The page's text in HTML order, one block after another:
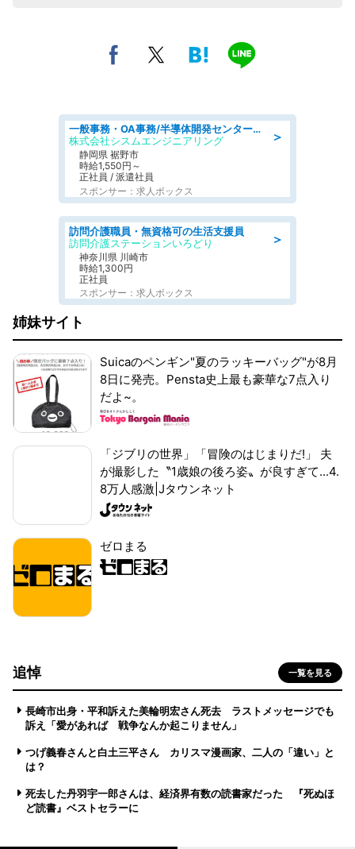
＞
一般事務・OA事務/半導体開発センター内で事務&軽作業スタッフ、募集
株式会社シスムエンジニアリング
静岡県 裾野市
時給1,550円～
正社員 / 派遣社員
スポンサー：求人ボックス
＞
訪問介護職員・無資格可の生活支援員
訪問介護ステーションいろどり
神奈川県 川崎市
時給1,300円
正社員
スポンサー：求人ボックス
姉妹サイト
Suicaのペンギン"夏のラッキーバッグ"が8月
8日に発売。Pensta史上最も豪華な7点入り
だよ~。
「ジブリの世界」「冒険のはじまりだ!」 夫
が撮影した〝1歳娘の後ろ姿〟が良すぎて...4.
8万人感激|Jタウンネット
ゼロまる
追悼 一覧を見る
長崎市出身・平和訴えた美輪明宏さん死去 ラストメッセージでも
訴え「愛があれば 戦争なんか起こりません」
つげ義春さんと白土三平さん カリスマ漫画家、二人の「違い」と
は？
死去した丹羽宇一郎さんは、経済界有数の読書家だった 『死ぬほ
ど読書』ベストセラーに